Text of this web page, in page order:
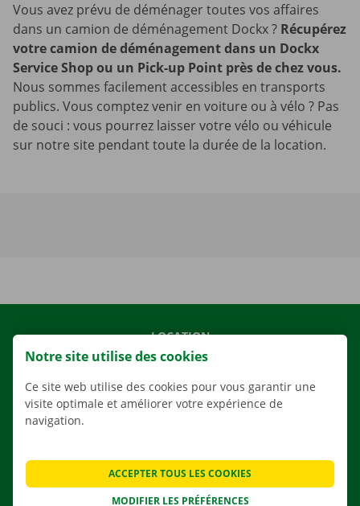
Vous avez prévu de déménager toutes vos affaires
dans un camion de déménagement Dockx ? Récupérez
votre camion de déménagement dans un Dockx
Service Shop ou un Pick-up Point près de chez vous.
Nous sommes facilement accessibles en transports
publics. Vous comptez venir en voiture ou à vélo ? Pas
de souci : vous pourrez laisser votre vélo ou véhicule
sur notre site pendant toute la durée de la location.
LOCATION
NOS VÉHICULES
NOS SERVICES
AGENCES
SOLUTIONS DE DÉMÉNAGEMENT
Notre site utilise des cookies
Ce site web utilise des cookies pour vous garantir une
visite optimale et améliorer votre expérience de
navigation.
MODIFIER LES PRÉFÉRENCES
ACCEPTER TOUS LES COOKIES